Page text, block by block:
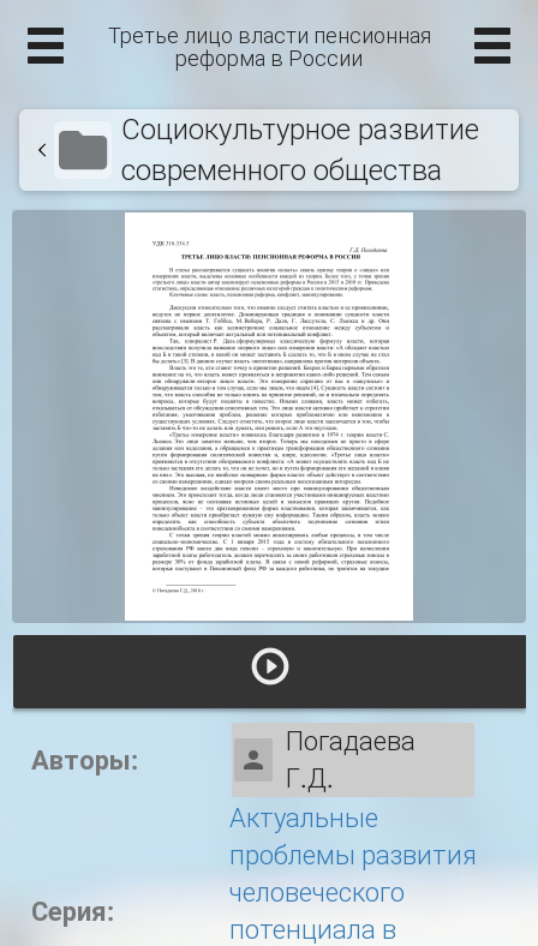
Третье лицо власти пенсионная
реформа в России
Социокультурное развитие
современного общества
Авторы:
Погадаева
Г.Д.
Серия:
Актуальные
проблемы развития
человеческого
потенциала в